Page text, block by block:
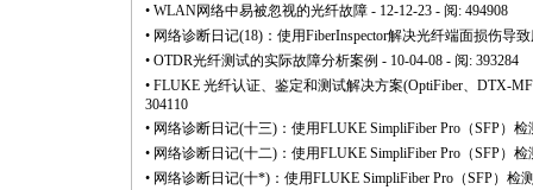
• WLAN网络中易被忽视的光纤故障 - 12-12-23 - 阅: 494908
• 网络诊断日记(18)：使用FiberInspector解决光纤端面损伤导
• OTDR光纤测试的实际故障分析案例 - 10-04-08 - 阅: 393284
• FLUKE 光纤认证、鉴定和测试解决方案(OptiFiber、DTX-
304110
• 网络诊断日记(十三)：使用FLUKE SimpliFiber Pro（SFP）
• 网络诊断日记(十二)：使用FLUKE SimpliFiber Pro（SFP）
• 网络诊断日记(十*)：使用FLUKE SimpliFiber Pro（SFP）检